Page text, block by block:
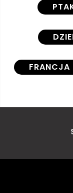
FRANCJA
PROFIL